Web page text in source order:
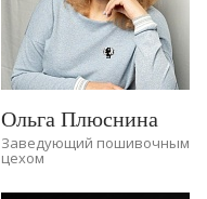
Ольга Плюснина
Заведующий пошивочным
цехом